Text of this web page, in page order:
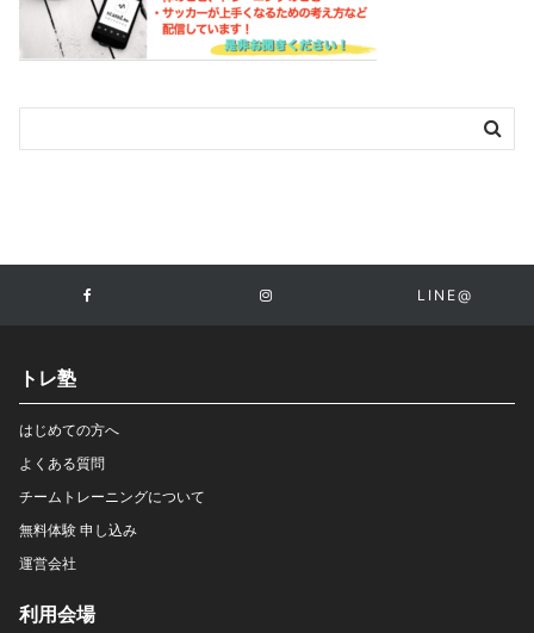
LINE@
トレ塾
はじめての方へ
よくある質問
チームトレーニングについて
無料体験 申し込み
運営会社
利用会場